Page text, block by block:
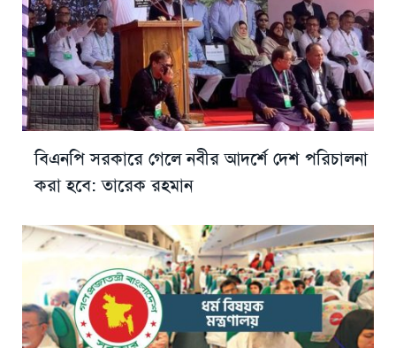
বিএনপি সরকারে গেলে নবীর আদর্শে দেশ পরিচালনা
করা হবে: তারেক রহমান